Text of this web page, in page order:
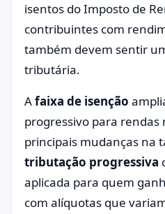
isentos do Imposto de
contribuintes com
também devem sentir
tributária.
Afaixa de isenção
progressivo para rendas
principais mudanças na
tributação progressiva
aplicada para quem
com alíquotas que